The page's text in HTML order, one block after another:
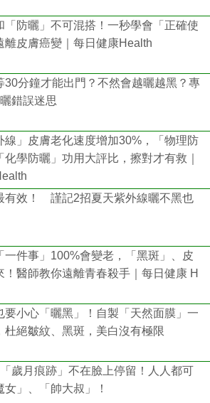
「防曬」不可混搭！一秒學會「正確使
離皮膚癌變｜每日健康Health
30分鐘才能出門？不然會越曬越黑？專
錯誤迷思
線」皮膚老化速度增加30%，「物理防
化學防曬」功用大評比，擦對才有救｜
有效！ 謹記2招夏天紫外線曬不黑也
一件事」100%會變老，「黑斑」、皮
！醫師教你遠離青春殺手｜每日健康 H
要小心「曬黑」！自製「天然面膜」一
杜絕皺紋、黑斑，美白沒有極限
歲月痕跡」不在臉上停留！人人都可
女」、「帥大叔」！